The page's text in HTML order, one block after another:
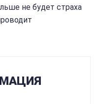
не будет страха